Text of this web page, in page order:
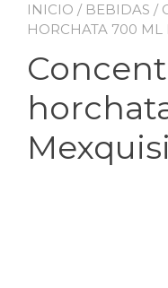
INICIO / BEBIDAS /
HORCHATA 700 ML